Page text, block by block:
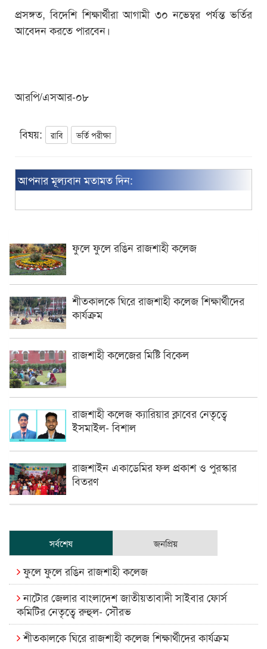
প্রসঙ্গত, বিদেশি শিক্ষার্থীরা আগামী ৩০ নভেম্বর পর্যন্ত ভর্তির
আবেদন করতে পারবেন।
আরপি/এসআর-০৮
বিষয়: রাবি ভর্তি পরীক্ষা
আপনার মূল্যবান মতামত দিন:
ফুলে ফুলে রঙিন রাজশাহী কলেজ
শীতকালকে ঘিরে রাজশাহী কলেজ শিক্ষার্থীদের
কার্যক্রম
রাজশাহী কলেজের মিষ্টি বিকেল
রাজশাহী কলেজ ক্যারিয়ার ক্লাবের নেতৃত্বে
ইসমাইল- বিশাল
রাজশাইন একাডেমির ফল প্রকাশ ও পুরস্কার
বিতরণ
সর্বশেষ জনপ্রিয়
ফুলে ফুলে রঙিন রাজশাহী কলেজ
নাটোর জেলার বাংলাদেশ জাতীয়তাবাদী সাইবার ফোর্স
কমিটির নেতৃত্বে রুহুল- সৌরভ
শীতকালকে ঘিরে রাজশাহী কলেজ শিক্ষার্থীদের কার্যক্রম